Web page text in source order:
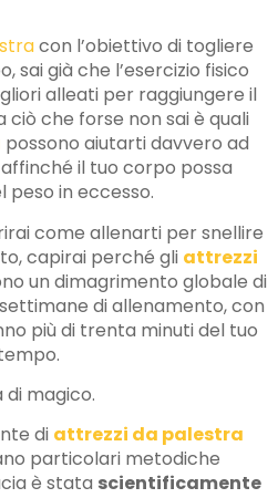
con l’obiettivo di togliere
sai già che l’esercizio fisico
alleati per raggiungere il
ciò che forse non sai è quali
possono aiutarti davvero ad
il tuo corpo possa
peso in eccesso.
come allenarti per snellire
capirai perché gli attrezzi
un dimagrimento globale di
di allenamento, con
più di trenta minuti del tuo
di magico.
di attrezzi da palestra
particolari metodiche
è stata scientificamente